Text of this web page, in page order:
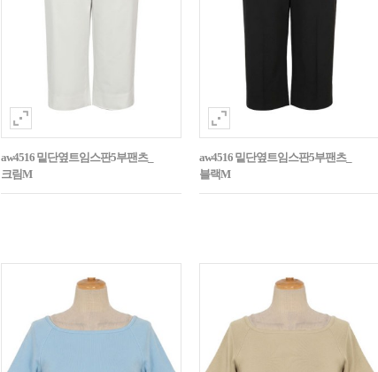
aw4516 밑단옆트임스판5부팬츠_
크림M
aw4516 밑단옆트임스판5부팬츠_
블랙M